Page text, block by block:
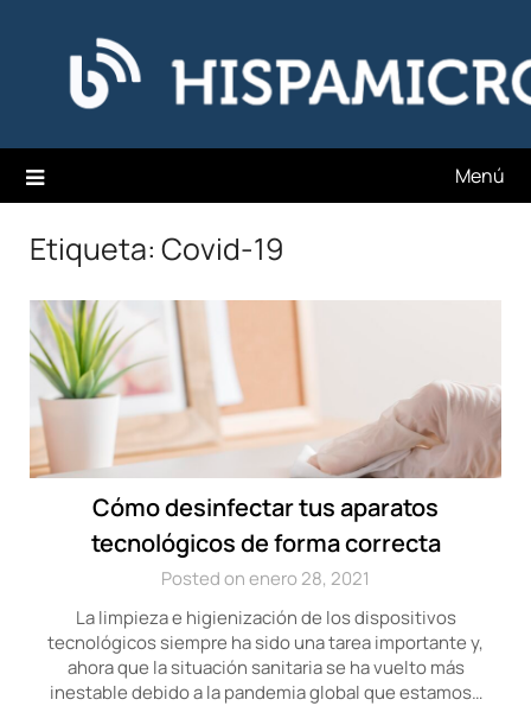
contenido
Hispamicro Blog
Menú
Etiqueta: Covid-19
Cómo desinfectar tus aparatos
tecnológicos de forma correcta
Posted on enero 28, 2021
La limpieza e higienización de los dispositivos
tecnológicos siempre ha sido una tarea importante y,
ahora que la situación sanitaria se ha vuelto más
inestable debido a la pandemia global que estamos…